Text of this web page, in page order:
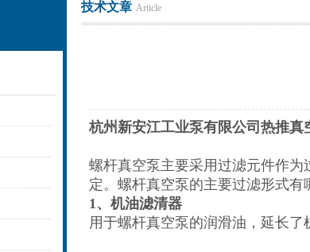
技术文章 Article
杭州新安江工业泵有限公司热推
螺杆真空泵主要采用过滤元件作
定。螺杆真空泵的主要过滤形式有
1、机油滤清器
用于螺杆真空泵的润滑油，延长